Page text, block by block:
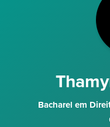
Bacharel em